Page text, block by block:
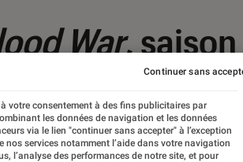
War,
votre consentement à des fins publicitaires par
les données de navigation et les données
via le lien "continuer sans accepter" à l’exception
services notamment l’aide dans votre navigation
l’analyse des performances de notre site, et pour
Continuer sans